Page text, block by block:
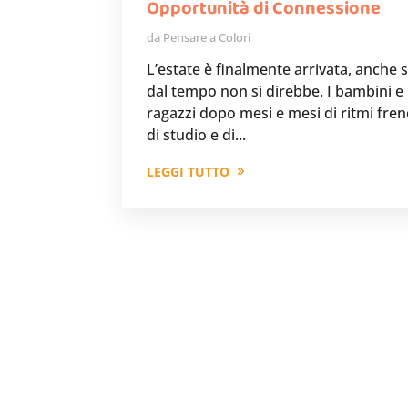
Opportunità di Connessione
da Pensare a Colori
L’estate è finalmente arrivata, anche
dal tempo non si direbbe. I bambini e
ragazzi dopo mesi e mesi di ritmi
di studio e di...
LEGGI TUTTO